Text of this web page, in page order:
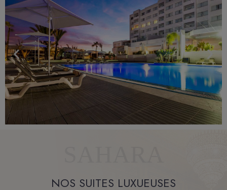
NOS SUITES LUXUEUSES